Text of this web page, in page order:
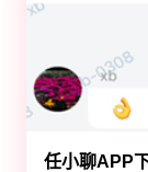
任小聊APP